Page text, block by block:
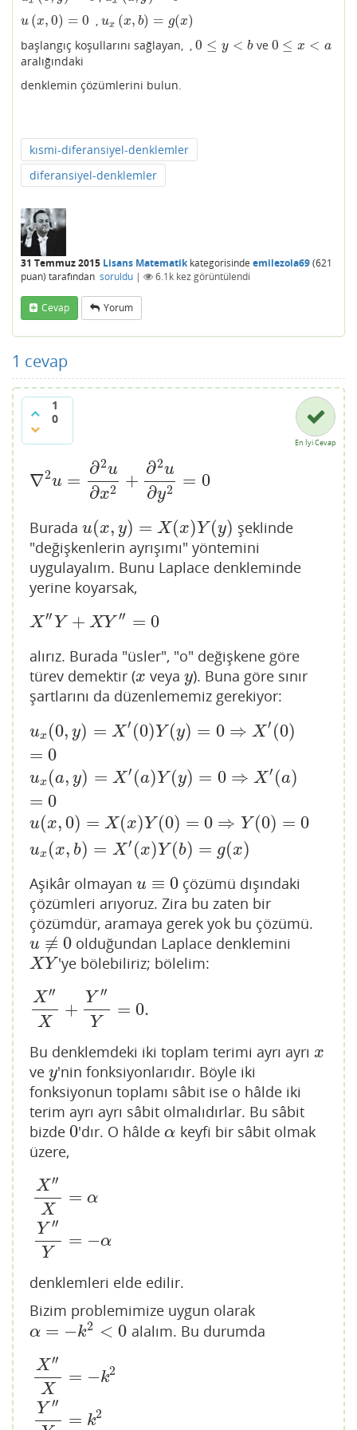
u (x,0) = 0
u( x,0) =0 ,ux (x, b) = g(x)
ux( x,b) =g x)
başlangıç koşullarını sağlayan, , 0 ≤ y < b
0 ≤y< b ve 0 ≤ x < a
0≤x< a
aralığındaki
denklemin çözümlerini bulun.
kısmi-diferansiyel-denklemler
diferansiyel-denklemler
31 Temmuz 2015 Lisans Matematikkategorisinde emilezola69(621
puan) tarafından soruldu | 6.1k kez görüntülendi
Cevap Yorum
1 cevap
1
0
En İyi Cevap
∇2u =
∂2u
∂x2 +
∂2u
∂y2 = 0
∇2u=∂ 2u∂x2 +∂ 2u∂y2 =0
Burada u(x, y) = X(x)Y(y)
u(x,y) =X x)Y (y)
şeklinde
"değişkenlerin ayrışımı" yöntemini
uygulayalım. Bunu Laplace denkleminde
yerine koyarsak,
X′′ Y + XY ′′ = 0
X ″Y+XY″=0
alırız. Burada "üsler", "o" değişkene göre
türev demektir (x
x veya y
y). Buna göre sınır
şartlarını da düzenlememiz gerekiyor:
ux (0, y) = X′ (0)Y (y) = 0 ⇒ X′ (0)
= 0
ux (a, y) = X′ (a)Y (y) = 0 ⇒ X′ (a)
= 0
u(x,0) = X(x)Y(0) = 0 ⇒ Y(0) = 0
ux (x, b) = X′ (x)Y(b) = g(x)
ux(0,y =X (0) Y(y) =0⇒X′(0)= 0u x(a ,y)= X′(a )Y(y (a
Aşikâr olmayan u ≡ 0
u≡0
çözümü dışındaki
çözümleri arıyoruz. Zira bu zaten bir
çözümdür, aramaya gerek yok bu çözümü.
u ≢ 0
u≢0 olduğundan Laplace denklemini
XY
XY 'ye bölebiliriz; bölelim:
X′′
X
+
Y ′′
Y
= 0.
X ″X+ Y″Y= 0.
Bu denklemdeki iki toplam terimi ayrı ayrı x
x
ve y
y'nin fonksiyonlarıdır. Böyle iki
fonksiyonun toplamı sâbit ise o hâlde iki
terim ayrı ayrı sâbit olmalıdırlar. Bu sâbit
bizde 0
0'dır. O hâldeα
α keyfi bir sâbit olmak
üzere,
X′′
X
Y ′′
Y
= α
= −α
X″X=
denklemleri elde edilir.
Bizim problemimize uygun olarak
α = −k2 < 0
α= −k 2<0 alalım. Bu durumda
X′′
X
Y ′′
= −k2
= k2
X″X=